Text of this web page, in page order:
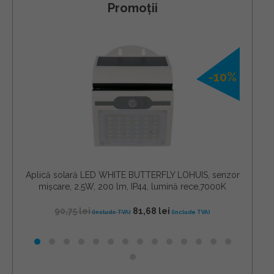
Promoții
-10%
Aplică solară LED WHITE BUTTERFLY LOHUIS, senzor
mișcare, 2.5W, 200 lm, IP44, lumină rece,7000K
90,75lei 81,68 lei